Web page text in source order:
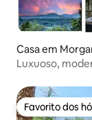
Casa em
Luxuoso,
fogueira
Favorito dos
Favorito dos